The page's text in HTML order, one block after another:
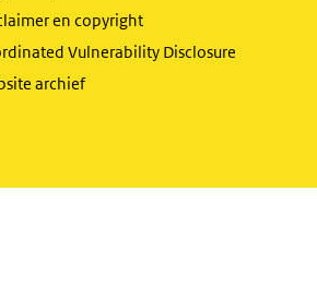
en copyright
Vulnerability Disclosure
archief